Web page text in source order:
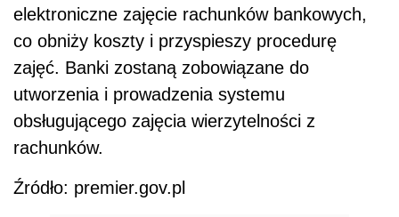
elektroniczne zajęcie rachunków bankowych,
co obniży koszty i przyspieszy procedurę
zajęć. Banki zostaną zobowiązane do
utworzenia i prowadzenia systemu
obsługującego zajęcia wierzytelności z
rachunków.
Źródło: premier.gov.pl